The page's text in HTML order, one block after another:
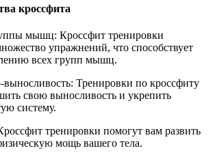
кроссфита
мышц: Кроссфит тренировки
упражнений, что способствует
всех групп мышц.
выносливость: Тренировки по кроссфиту
свою выносливость и укрепить
систему.
тренировки помогут вам развить
мощь вашего тела.